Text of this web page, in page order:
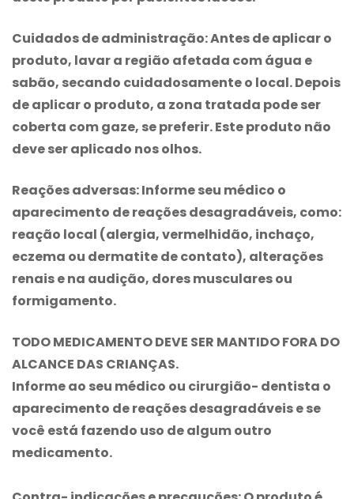
Cuidados de administração: Antes de aplicar o
produto, lavar a região afetada com água e
sabão, secando cuidadosamente o local. Depois
de aplicar o produto, a zona tratada pode ser
coberta com gaze, se preferir. Este produto não
deve ser aplicado nos olhos.
Reações adversas: Informe seu médico o
aparecimento de reações desagradáveis, como:
reação local (alergia, vermelhidão, inchaço,
eczema ou dermatite de contato), alterações
renais e na audição, dores musculares ou
formigamento.
TODO MEDICAMENTO DEVE SER MANTIDO FORA DO
ALCANCE DAS CRIANÇAS.
Informe ao seu médico ou cirurgião- dentista o
aparecimento de reações desagradáveis e se
você está fazendo uso de algum outro
medicamento.